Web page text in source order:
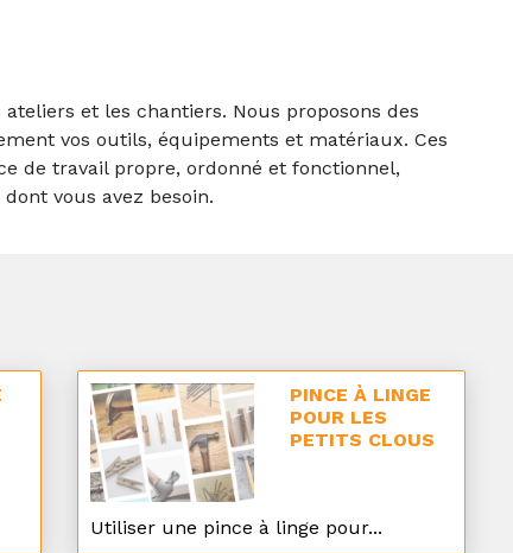
et les chantiers. Nous proposons des
vos outils, équipements et matériaux. Ces
de travail propre, ordonné et fonctionnel,
vous avez besoin.
PINCE À LINGE
POUR LES
PETITS CLOUS
Utiliser une pince à linge pour...